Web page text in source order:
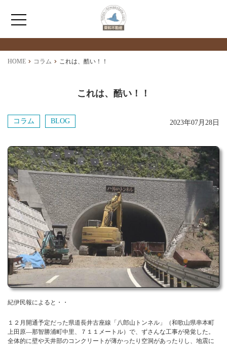
HOME
仲介情報
売買情報
月極駐車場のご案内
アクセス
お問い合わせ
最新情報
NEWS
HOME コラム これは、酷い！！
これは、酷い！！
コラム BLOG 2023年07月28日
紀伊民報によると・・
１２月開通予定だった県道長井古座線「八郎山トンネル」（和歌山県串本町
上田原―那智勝浦町中里、７１１メートル）で、ずさんな工事が発覚した。
全体的に壁や天井部のコンクリートが薄かったり空洞があったりし、地震に